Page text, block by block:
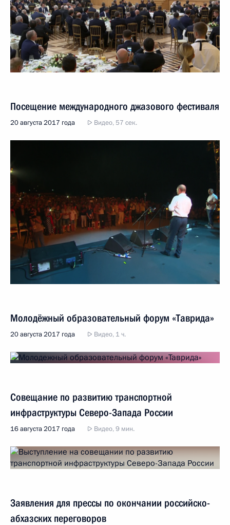
Посещение международного джазового фестиваля
20 августа 2017 года Видео, 57 сек.
Молодёжный образовательный форум «Таврида»
20 августа 2017 года Видео, 1 ч.
Совещание по развитию транспортной
инфраструктуры Северо-Запада России
16 августа 2017 года Видео, 9 мин.
Заявления для прессы по окончании российско-
абхазских переговоров